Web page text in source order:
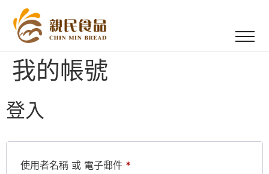
我的帳號
登入
使用者名稱 或 電子郵件 *